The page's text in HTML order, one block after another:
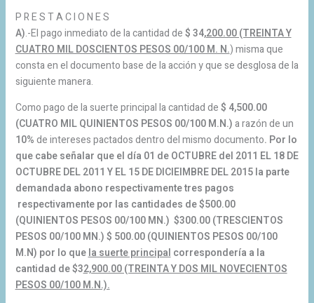
P R E S T A C I O N E S
A).-El pago inmediato de la cantidad de$ 34,200.00 (TREINTA Y
CUATRO MIL DOSCIENTOS PESOS 00/100 M. N.) misma que
consta en el documento base de la acción y que se desglosa de la
siguiente manera.
Como pago de la suerte principal la cantidad de$ 4,500.00
(CUATRO MIL QUINIENTOS PESOS 00/100 M.N.)a razón de un
10%de intereses pactados dentro del mismo documento. Por lo
que cabe señalar que el día 01 de OCTUBRE del 2011 EL 18 DE
OCTUBRE DEL 2011 Y EL 15 DE DICIEIMBRE DEL 2015 la parte
demandada abono respectivamente tres pagos
respectivamente por las cantidades de $500.00
(QUINIENTOS PESOS 00/100 MN.) $300.00 (TRESCIENTOS
PESOS 00/100 MN.) $ 500.00 (QUINIENTOS PESOS 00/100
M.N) por lo quela suerte principal correspondería a la
cantidad de $32,900.00 (TREINTA Y DOS MIL NOVECIENTOS
PESOS 00/100 M.N.).